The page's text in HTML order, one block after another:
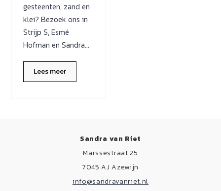
gesteenten, zand en
klei? Bezoek ons in
Strijp S, Esmé
Hofman en Sandra…
Lees meer
Sandra van Riet
Marssestraat 25
7045 AJ Azewijn
info@sandravanriet.nl